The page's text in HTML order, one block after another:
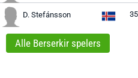
D. Stefánsson 35
Alle Berserkir spelers